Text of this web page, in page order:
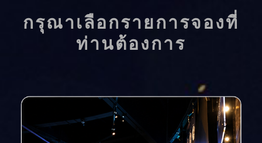
กรุณาเลือกรายการจองที่
ท่านต้องการ